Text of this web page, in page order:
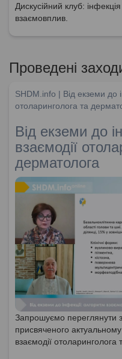
Дискусійний клуб:
взаємовплив.
Проведені
SHDM.info | Від екземи до
отоларинголога та
Від екземи до
взаємодії
дерматолога
Запрошуємо переглянути
присвяченого
взаємодії отоларинголога